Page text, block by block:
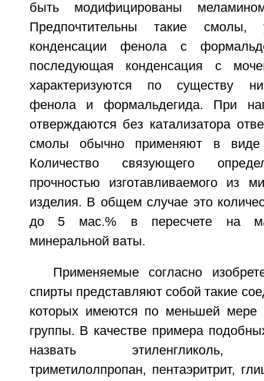
быть модифицированы
Предпочтительны такие
конденсации фенола с
последующая конденсация с
характеризуются по существу
фенола и формальдегида. При
отверждаются без катализатора
смолы обычно применяют в виде
Количество связующего
прочностью изготавливаемого из
изделия. В общем случае это
до 5 мас.% в пересчете на
минеральной ваты.
Применяемые согласно
спирты представляют собой такие
которых имеются по меньшей
группы. В качестве примера
назвать этиленгликоль,
триметилолпропан, пентаэритрит,